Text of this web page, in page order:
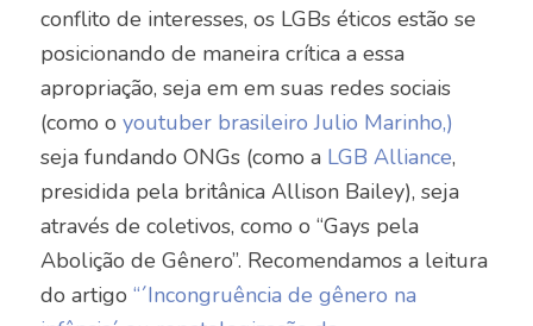
conflito de interesses, os LGBs éticos estão se
posicionando de maneira crítica a essa
apropriação, seja em em suas redes sociais
(como o youtuber brasileiro Julio Marinho,)
seja fundando ONGs (como a LGB Alliance,
presidida pela britânica Allison Bailey), seja
através de coletivos, como o “Gays pela
Abolição de Gênero”. Recomendamos a leitura
do artigo “´Incongruência de gênero na